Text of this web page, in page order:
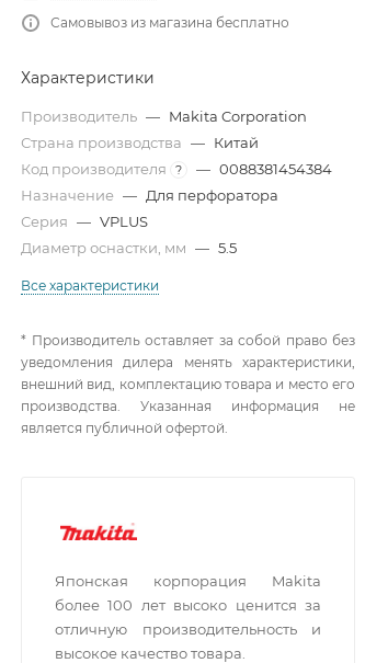
Самовывоз из магазина бесплатно
Характеристики
Производитель — Makita Corporation
Страна производства — Китай
Код производителя
? — 0088381454384
Назначение — Для перфоратора
Серия — VPLUS
Диаметр оснастки, мм — 5.5
Все характеристики
* Производитель оставляет за собой право без
уведомления дилера менять характеристики,
внешний вид, комплектацию товара и место его
производства. Указанная информация не
является публичной офертой.
Японская корпорация Makita
более 100 лет высоко ценится за
отличную производительность и
высокое качество товара.